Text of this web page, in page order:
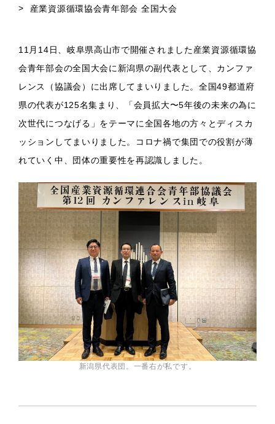
採用情報
SDGsへの取り組み
SDGs
休日カレンダー
CALENDAR
お問い合わせ
CONTACT
お知らせ 施工実績
松本コラム テーマソング
プライバシーポリシー
産業資源循環協会青年部会 全国大会
11月14日、岐阜県高山市で開催されました産業資源循環協
会青年部会の全国大会に新潟県の副代表として、カンファ
レンス（協議会）に出席してまいりました。全国49都道府
県の代表が125名集まり、「会員拡大〜5年後の未来の為に
次世代につなげる」をテーマに全国各地の方々とディスカ
ッションしてまいりました。コロナ禍で集団での役割が薄
れていく中、団体の重要性を再認識しました。
新潟県代表団。一番右が私です。